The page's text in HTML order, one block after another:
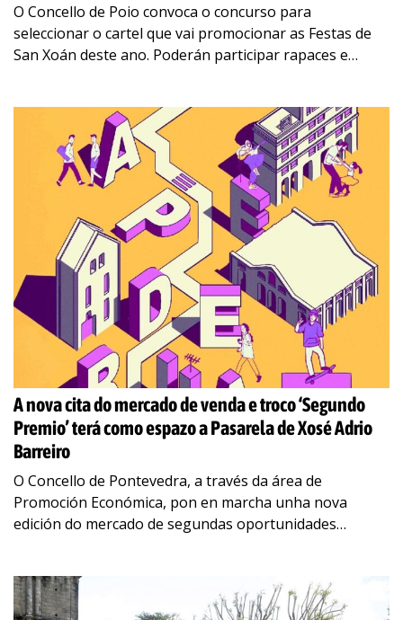
O Concello de Poio convoca o concurso para
seleccionar o cartel que vai promocionar as Festas de
San Xoán deste ano. Poderán participar rapaces e
A nova cita do mercado de venda e troco ‘Segundo
Premio’ terá como espazo a Pasarela de Xosé Adrio
Barreiro
O Concello de Pontevedra, a través da área de
Promoción Económica, pon en marcha unha nova
edición do mercado de segundas oportunidades